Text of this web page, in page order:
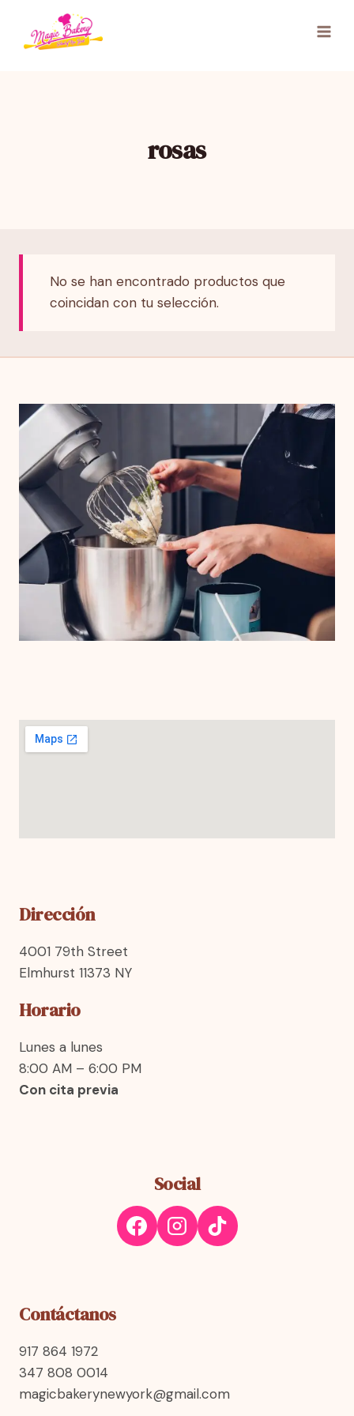
contenido
rosas
No se han encontrado productos que
coincidan con tu selección.
Dirección
4001 79th Street
Elmhurst 11373 NY
Horario
Lunes a lunes
8:00 AM – 6:00 PM
Con cita previa
Social
Contáctanos
917 864 1972
347 808 0014
magicbakerynewyork@gmail.com